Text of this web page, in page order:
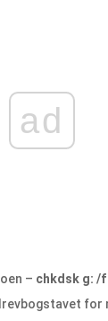
ad
– chkdsk g: /f
for